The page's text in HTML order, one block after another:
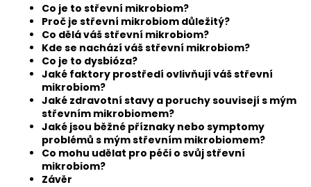
Co je to střevní mikrobiom?
Proč je střevní mikrobiom důležitý?
Co dělá váš střevní mikrobiom?
Kde se nachází váš střevní mikrobiom?
Co je to dysbióza?
Jaké faktory prostředí ovlivňují váš střevní
mikrobiom?
Jaké zdravotní stavy a poruchy souvisejí s mým
střevním mikrobiomem?
Jaké jsou běžné příznaky nebo symptomy
problémů s mým střevním mikrobiomem?
Co mohu udělat pro péči o svůj střevní
mikrobiom?
Závěr